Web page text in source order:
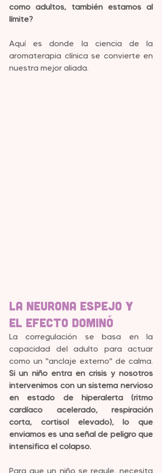
como adultos, también estamos al
límite?
Aquí es donde la ciencia de la
aromaterapia clínica se convierte en
nuestra mejor aliada.
La Neurona Espejo y
el Efecto Dominó
La corregulación se basa en la
capacidad del adulto para actuar
Si un niño entra en crisis y nosotros
intervenimos con un sistema nervioso
en estado de hiperalerta (ritmo
cardíaco acelerado, respiración
corta, cortisol elevado), lo que
enviamos es una señal de peligro que
intensifica el colapso.
Para que un niño se regule, necesita